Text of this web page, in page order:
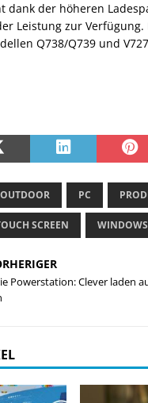
dank der höheren
Leistung zur
Q738/Q739 und
OUTDOOR PC
SCREEN WINDOWS
Powerstation: Clever laden